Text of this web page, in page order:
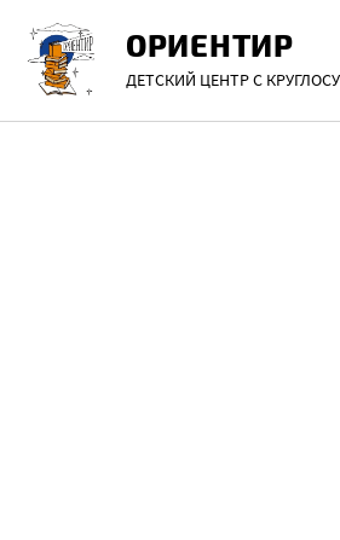
содержанию
ОРИЕНТИР
ДЕТСКИЙ ЦЕНТР С